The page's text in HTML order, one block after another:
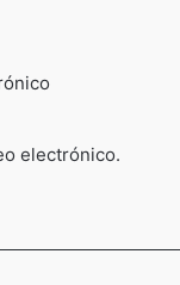
electrónico.